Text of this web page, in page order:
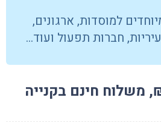
למוסדות, ארגונים,
חברות תפעול ועוד…
מחיר משלוח ₪29, משלוח חינם בקנייה